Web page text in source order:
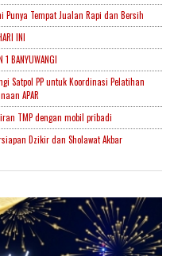
Tempat Jualan Rapi dan Bersih
INI
1 BANYUWANGI
Satpol PP untuk Koordinasi Pelatihan
APAR
TMP dengan mobil pribadi
Dzikir dan Sholawat Akbar